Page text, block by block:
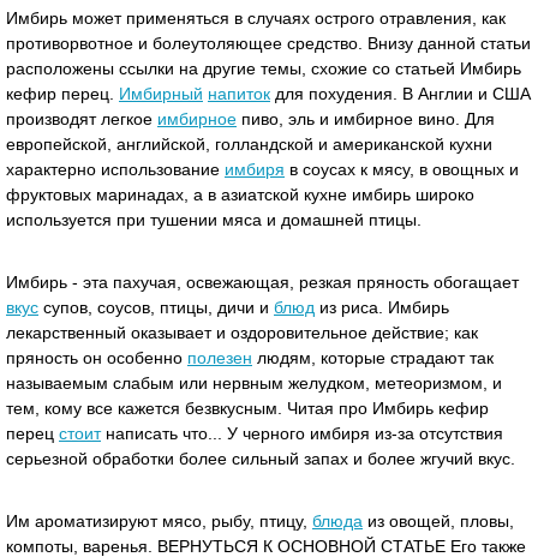
Имбирь может применяться в случаях острого отравления, как
противорвотное и болеутоляющее средство. Внизу данной статьи
расположены ссылки на другие темы, схожие со статьей Имбирь
кефир перец. Имбирный напиток для похудения. В Англии и США
производят легкое имбирное пиво, эль и имбирное вино. Для
европейской, английской, голландской и американской кухни
характерно использование имбиря в соусах к мясу, в овощных и
фруктовых маринадах, а в азиатской кухне имбирь широко
используется при тушении мяса и домашней птицы.
Имбирь - эта пахучая, освежающая, резкая пряность обогащает
вкус супов, соусов, птицы, дичи и блюд из риса. Имбирь
лекарственный оказывает и оздоровительное действие; как
пряность он особенно полезен людям, которые страдают так
называемым слабым или нервным желудком, метеоризмом, и
тем, кому все кажется безвкусным. Читая про Имбирь кефир
перец стоитнаписать что... У черного имбиря из-за отсутствия
серьезной обработки более сильный запах и более жгучий вкус.
Им ароматизируют мясо, рыбу, птицу, блюда из овощей, пловы,
компоты, варенья. ВЕРНУТЬСЯ К ОСНОВНОЙ СТАТЬЕ Его также